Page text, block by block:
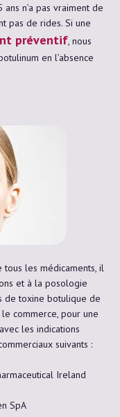
n’a pas vraiment de
pas de rides. Si une
préventif, nous
en l’absence
tous les médicaments, il
et à la posologie
de toxine botulique de
commerce, pour une
les indications
suivants :
Ireland
SpA